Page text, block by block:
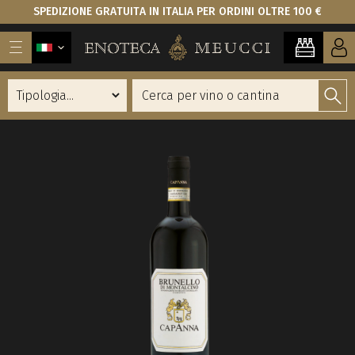
SPEDIZIONE GRATUITA IN ITALIA PER ORDINI OLTRE 100 €